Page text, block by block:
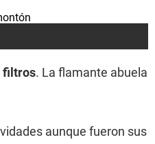
filtros. La flamante abuela
aunque fueron sus